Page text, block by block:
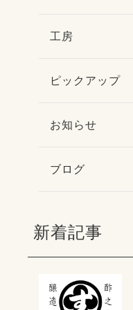
工房
ピックアップ
お知らせ
ブログ
新着記事